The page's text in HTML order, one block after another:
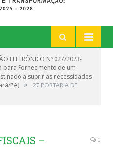
ELETRÔNICO Nº 027/2023-
para Fornecimento de um
a suprir as necessidades
PA) »
27 PORTARIA DE
–
0